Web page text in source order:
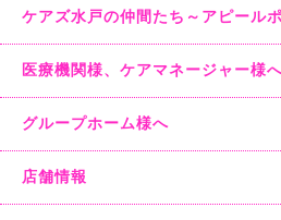
ケアズ水戸の仲間たち～アピール
医療機関様、ケアマネージャー様
グループホーム様へ
店舗情報